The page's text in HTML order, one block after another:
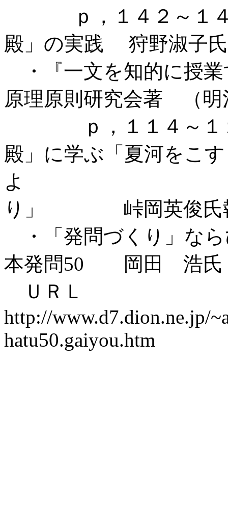
ｐ，１４２～１４
殿」の実践 狩野淑子
・『一文を知的に授
原理原則研究会著 （明
ｐ，１１４～１１
殿」に学ぶ「夏河をこ
よ 手
り」 峠岡英俊氏
・「発問づくり」な
本発問50 岡田 浩氏
ＵＲＬ
http://www.d7.dion.ne.jp/
hatu50.gaiyou.htm